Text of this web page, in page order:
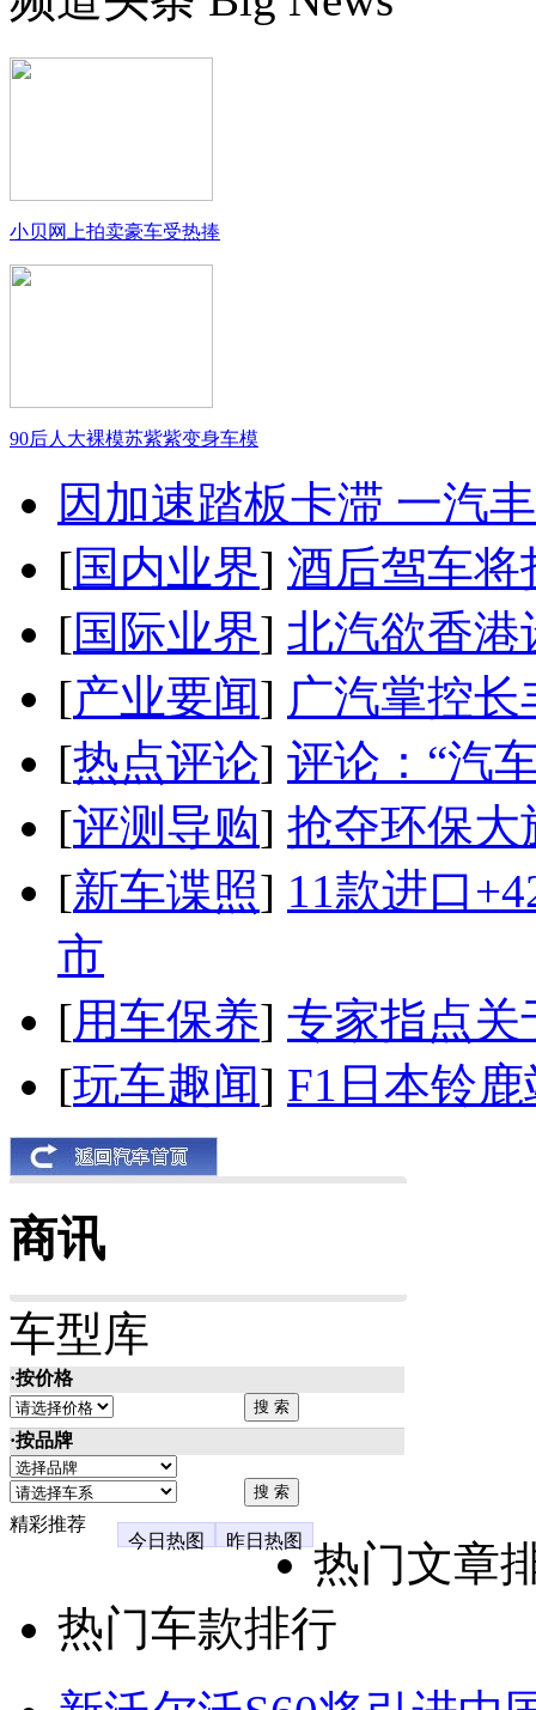
小贝网上拍卖豪车受热捧
90后人大裸模苏紫紫变身车模
因加速踏板卡滞 一汽
[国内业界] 酒后驾车将
[国际业界] 北汽欲香港
[产业要闻] 广汽掌控
[热点评论] 评论：“汽
[评测导购] 抢夺环保大
[新车谍照] 11款进口
市
[用车保养] 专家指点关
[玩车趣闻] F1日本铃
商讯
车型库
·按价格
·按品牌
精彩推荐
今日热图
昨日热图
热门文章
热门车款排行